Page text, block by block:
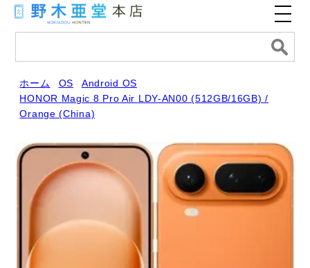
ホーム OS
Android OS
HONOR Magic 8 Pro Air LDY-AN00 (512GB/16GB) /
Orange (China)